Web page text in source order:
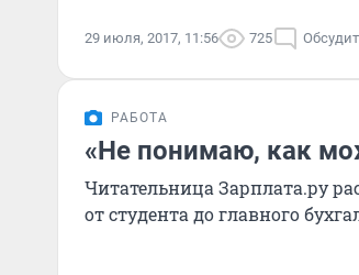
29 июля, 2017, 11:56 725
РАБОТА
«Не понимаю, как
Читательница Зарплата.ру
от студента до главного